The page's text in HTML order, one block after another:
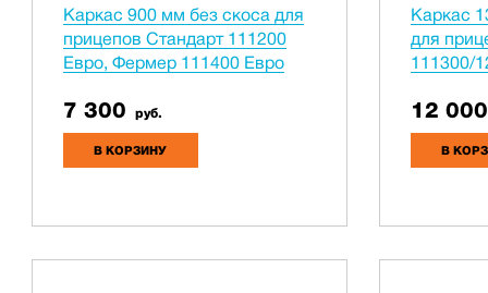
Каркас 900 мм без скоса для
прицепов Стандарт 111200
Евро, Фермер 111400 Евро
7 300 руб.
В КОРЗИНУ
Каркас
для
111300/
12 000
В